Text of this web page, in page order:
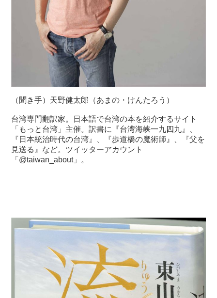
（聞き手）天野健太郎（あまの・けんたろう）
台湾専門翻訳家。日本語で台湾の本を紹介するサイト
「もっと台湾」主催。訳書に『台湾海峡一九四九』、
『日本統治時代の台湾』、『歩道橋の魔術師』、『父を
見送る』など。ツイッターアカウント
「 @taiwan_about」。